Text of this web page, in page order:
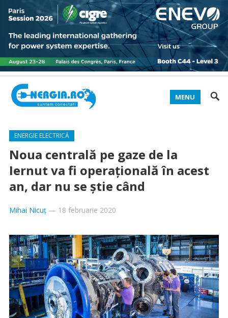
MENU
ENERGIE ELECTRICĂ
Noua centrală pe gaze de la
Iernut va fi operațională în acest
an, dar nu se știe când
Mihai Nicuț— 18 februarie 2020